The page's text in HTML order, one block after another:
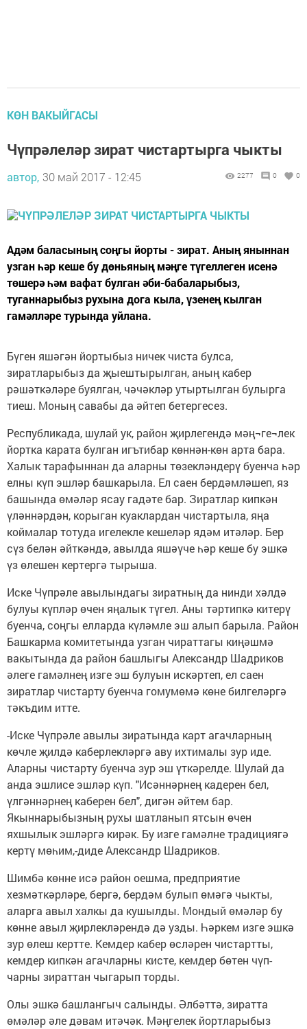
КӨН ВАКЫЙГАСЫ
Чүпрәлеләр зират чистартырга чыкты
автор, 30 май 2017 - 12:45 2277 0 0
Адәм баласының соңгы йорты - зират. Аның яныннан
узган һәр кеше бу дөньяның мәңге түгеллеген исенә
төшерә һәм вафат булган әби-бабаларыбыз,
туганнарыбыз рухына дога кыла, үзенең кылган
гамәлләре турында уйлана.
Бүген яшәгән йортыбыз ничек чиста булса,
зиратларыбыз да җыештырылган, аның кабер
рәшәткәләре буялган, чәчәкләр утыртылган булырга
тиеш. Моның савабы да әйтеп бетергесез.
Республикада, шулай ук, район җирлегендә мәң¬ге¬лек
йортка карата булган игътибар көннән-көн арта бара.
Халык тарафыннан да аларны төзекләндерү буенча һәр
елны күп эшләр башкарыла. Ел саен бердәмләшеп, яз
башында өмәләр ясау гадәте бар. Зиратлар кипкән
үләннәрдән, корыган куаклардан чистартыла, яңа
коймалар тотуда игелекле кешеләр ядәм итәләр. Бер
сүз белән әйткәндә, авылда яшәүче һәр кеше бу эшкә
үз өлешен кертергә тырыша.
Иске Чүпрәле авылындагы зиратның да нинди хәлдә
булуы күпләр өчен яңалык түгел. Аны тәртипкә китерү
буенча, соңгы елларда күләмле эш алып барыла. Район
Башкарма комитетында узган чираттагы киңәшмә
вакытында да район башлыгы Александр Шадриков
әлеге гамәлнең изге эш булуын искәртеп, ел саен
зиратлар чистарту буенча гомумөмә көне билгеләргә
тәкъдим итте.
-Иске Чүпрәле авылы зиратында карт агачларның
көчле җилдә каберлекләргә аву ихтималы зур иде.
Аларны чистарту буенча зур эш үткәрелде. Шулай да
анда эшлисе эшләр күп. "Исәннәрнең кадерен бел,
үлгәннәрнең каберен бел", дигән әйтем бар.
Якыннарыбызның рухы шатланып ятсын өчен
яхшылык эшләргә кирәк. Бу изге гамәлне традициягә
кертү мөһим,-диде Александр Шадриков.
Шимбә көнне исә район оешма, предприятие
хезмәткәрләре, бергә, бердәм булып өмәгә чыкты,
аларга авыл халкы да кушылды. Мондый өмәләр бу
көнне авыл җирлекләрендә дә узды. Һәркем изге эшкә
зур өлеш кертте. Кемдер кабер өсләрен чистартты,
кемдер кипкән агачларны кисте, кемдер бөтен чүп-
чарны зираттан чыгарып торды.
Олы эшкә башлангыч салынды. Әлбәттә, зиратта
өмәләр әле дәвам итәчәк. Мәңгелек йортларыбыз